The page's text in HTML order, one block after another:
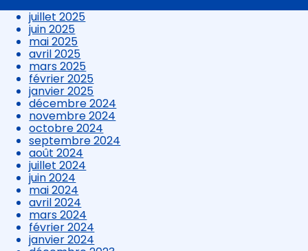
juillet 2025
juin 2025
mai 2025
avril 2025
mars 2025
février 2025
janvier 2025
décembre 2024
novembre 2024
octobre 2024
septembre 2024
août 2024
juillet 2024
juin 2024
mai 2024
avril 2024
mars 2024
février 2024
janvier 2024